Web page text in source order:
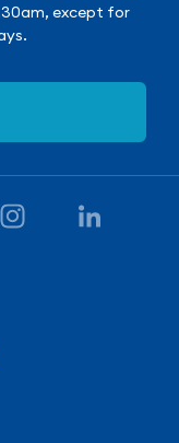
except for